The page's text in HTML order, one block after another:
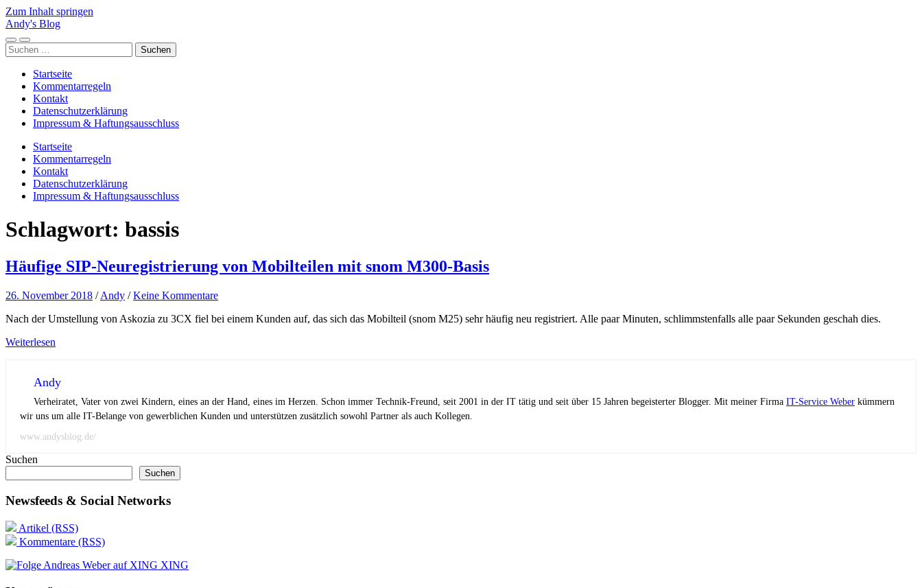
Zum Inhalt springen
Andy's Blog
Mobile-
Menü
Suchfeld
ein-/ausblenden
Suchen
nach:
Startseite
Kommentarregeln
Kontakt
Datenschutzerklärung
Impressum & Haftungsausschluss
Startseite
Kommentarregeln
Kontakt
Datenschutzerklärung
Impressum & Haftungsausschluss
Schlagwort: bassis
Häufige SIP-Neuregistrierung von Mobilteilen mit snom M300-Basis
26. November 2018 /Andy /Keine Kommentare
Nach der Umstellung von Askozia zu 3CX fiel bei einem Kunden auf, das sich das Mobilteil (snom M25) sehr häufig neu registriert. Alle paar Minuten, schlimmstenfalls alle paar Sekunden geschah dies.
Weiterlesen
Andy
Verheiratet, Vater von zwei Kindern, eines an der Hand, eines im Herzen. Schon immer Technik-Freund, seit 2001 in der IT tätig und seit über 15 Jahren begeisterter Blogger. Mit meiner Firma IT-Service Weber kümmern
wir uns um alle IT-Belange von gewerblichen Kunden und unterstützen zusätzlich sowohl Partner als auch Kollegen.
www.andysblog.de/
Suchen
Suchen
Newsfeeds & Social Networks
Artikel (RSS)
Kommentare (RSS)
XING